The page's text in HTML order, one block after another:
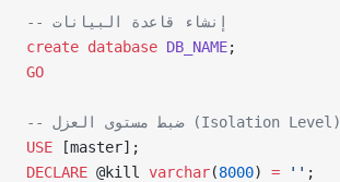
-- إنشاء قاعدة البيانات
create database DB_NAME;
GO
-- ضبط مستوى العزل (Isolation Level)
USE [master];
DECLARE @kill varchar(8000) = '' ;